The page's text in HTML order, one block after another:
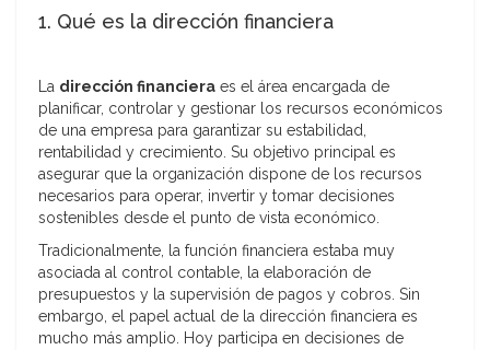
1. Qué es la dirección financiera
La dirección financiera es el área encargada de
planificar, controlar y gestionar los recursos económicos
de una empresa para garantizar su estabilidad,
rentabilidad y crecimiento. Su objetivo principal es
asegurar que la organización dispone de los recursos
necesarios para operar, invertir y tomar decisiones
sostenibles desde el punto de vista económico.
Tradicionalmente, la función financiera estaba muy
asociada al control contable, la elaboración de
presupuestos y la supervisión de pagos y cobros. Sin
embargo, el papel actual de la dirección financiera es
mucho más amplio. Hoy participa en decisiones de